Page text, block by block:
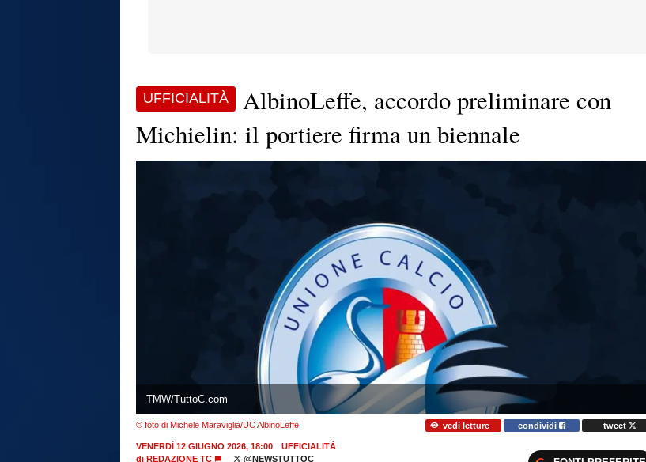
UFFICIALITÀ
AlbinoLeffe, accordo preliminare con
Michielin: il portiere firma un biennale
TMW/TuttoC.com
© foto di Michele Maraviglia/UC AlbinoLeffe vedi letture condividi tweet
VENERDÌ 12 GIUGNO 2026, 18:00
UFFICIALITÀ
di REDAZIONE TC @NEWSTUTTOC